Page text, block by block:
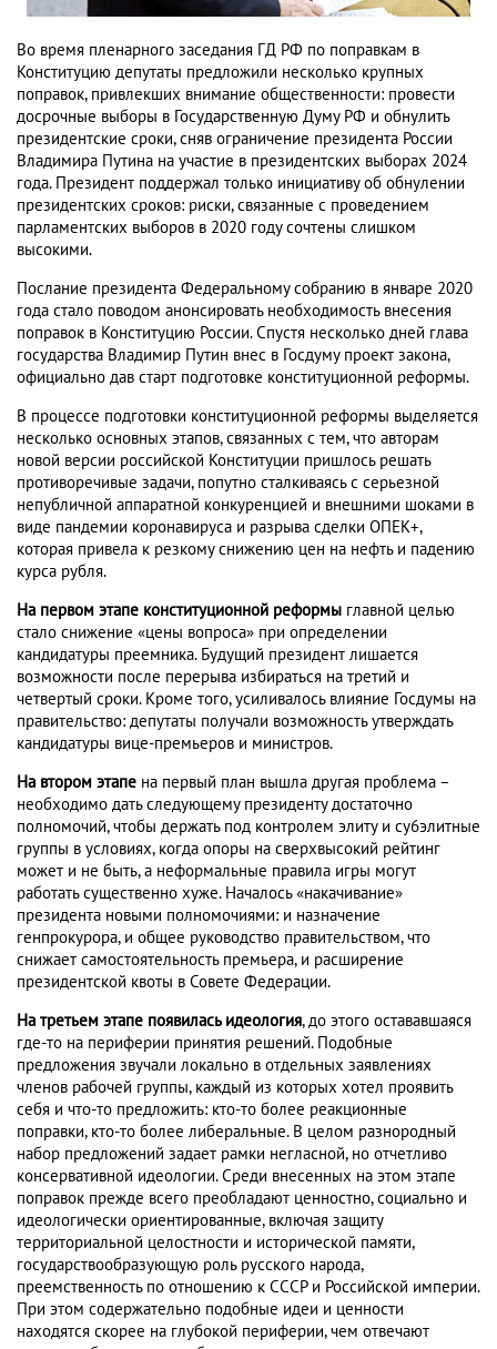
Во время пленарного заседания ГД РФ по поправкам в
Конституцию депутаты предложили несколько крупных
поправок, привлекших внимание общественности: провести
досрочные выборы в Государственную Думу РФ и обнулить
президентские сроки, сняв ограничение президента России
Владимира Путина на участие в президентских выборах 2024
года. Президент поддержал только инициативу об обнулении
президентских сроков: риски, связанные с проведением
парламентских выборов в 2020 году сочтены слишком
высокими.
Послание президента Федеральному собранию в январе 2020
года стало поводом анонсировать необходимость внесения
поправок в Конституцию России. Спустя несколько дней глава
государства Владимир Путин внес в Госдуму проект закона,
официально дав старт подготовке конституционной реформы.
В процессе подготовки конституционной реформы выделяется
несколько основных этапов, связанных с тем, что авторам
новой версии российской Конституции пришлось решать
противоречивые задачи, попутно сталкиваясь с серьезной
непубличной аппаратной конкуренцией и внешними шоками в
виде пандемии коронавируса и разрыва сделки ОПЕК+,
которая привела к резкому снижению цен на нефть и падению
курса рубля.
На первом этапе конституционной реформы главной целью
стало снижение «цены вопроса» при определении
кандидатуры преемника. Будущий президент лишается
возможности после перерыва избираться на третий и
четвертый сроки. Кроме того, усиливалось влияние Госдумы на
правительство: депутаты получали возможность утверждать
кандидатуры вице-премьеров и министров.
На втором этапе на первый план вышла другая проблема –
необходимо дать следующему президенту достаточно
полномочий, чтобы держать под контролем элиту и су6элитные
группы в условиях, когда опоры на сверхвысокий рейтинг
может и не быть, а неформальные правила игры могут
работать существенно хуже. Началось «накачивание»
президента новыми полномочиями: и назначение
генпрокурора, и общее руководство правительством, что
снижает самостоятельность премьера, и расширение
президентской квоты в Совете Федерации.
На третьем этапе появилась идеология, до этого остававшаяся
где-то на периферии принятия решений. Подобные
предложения звучали локально в отдельных заявлениях
членов рабочей группы, каждый из которых хотел проявить
себя и что-то предложить: кто-то более реакционные
поправки, кто-то более либеральные. В целом разнородный
набор предложений задает рамки негласной, но отчетливо
консервативной идеологии. Среди внесенных на этом этапе
поправок прежде всего преобладают ценностно, социально и
идеологически ориентированные, включая защиту
территориальной целостности и исторической памяти,
государствообразующую роль русского народа,
преемственность по отношению к СССР и Российской империи.
При этом содержательно подобные идеи и ценности
находятся скорее на глубокой периферии, чем отвечают